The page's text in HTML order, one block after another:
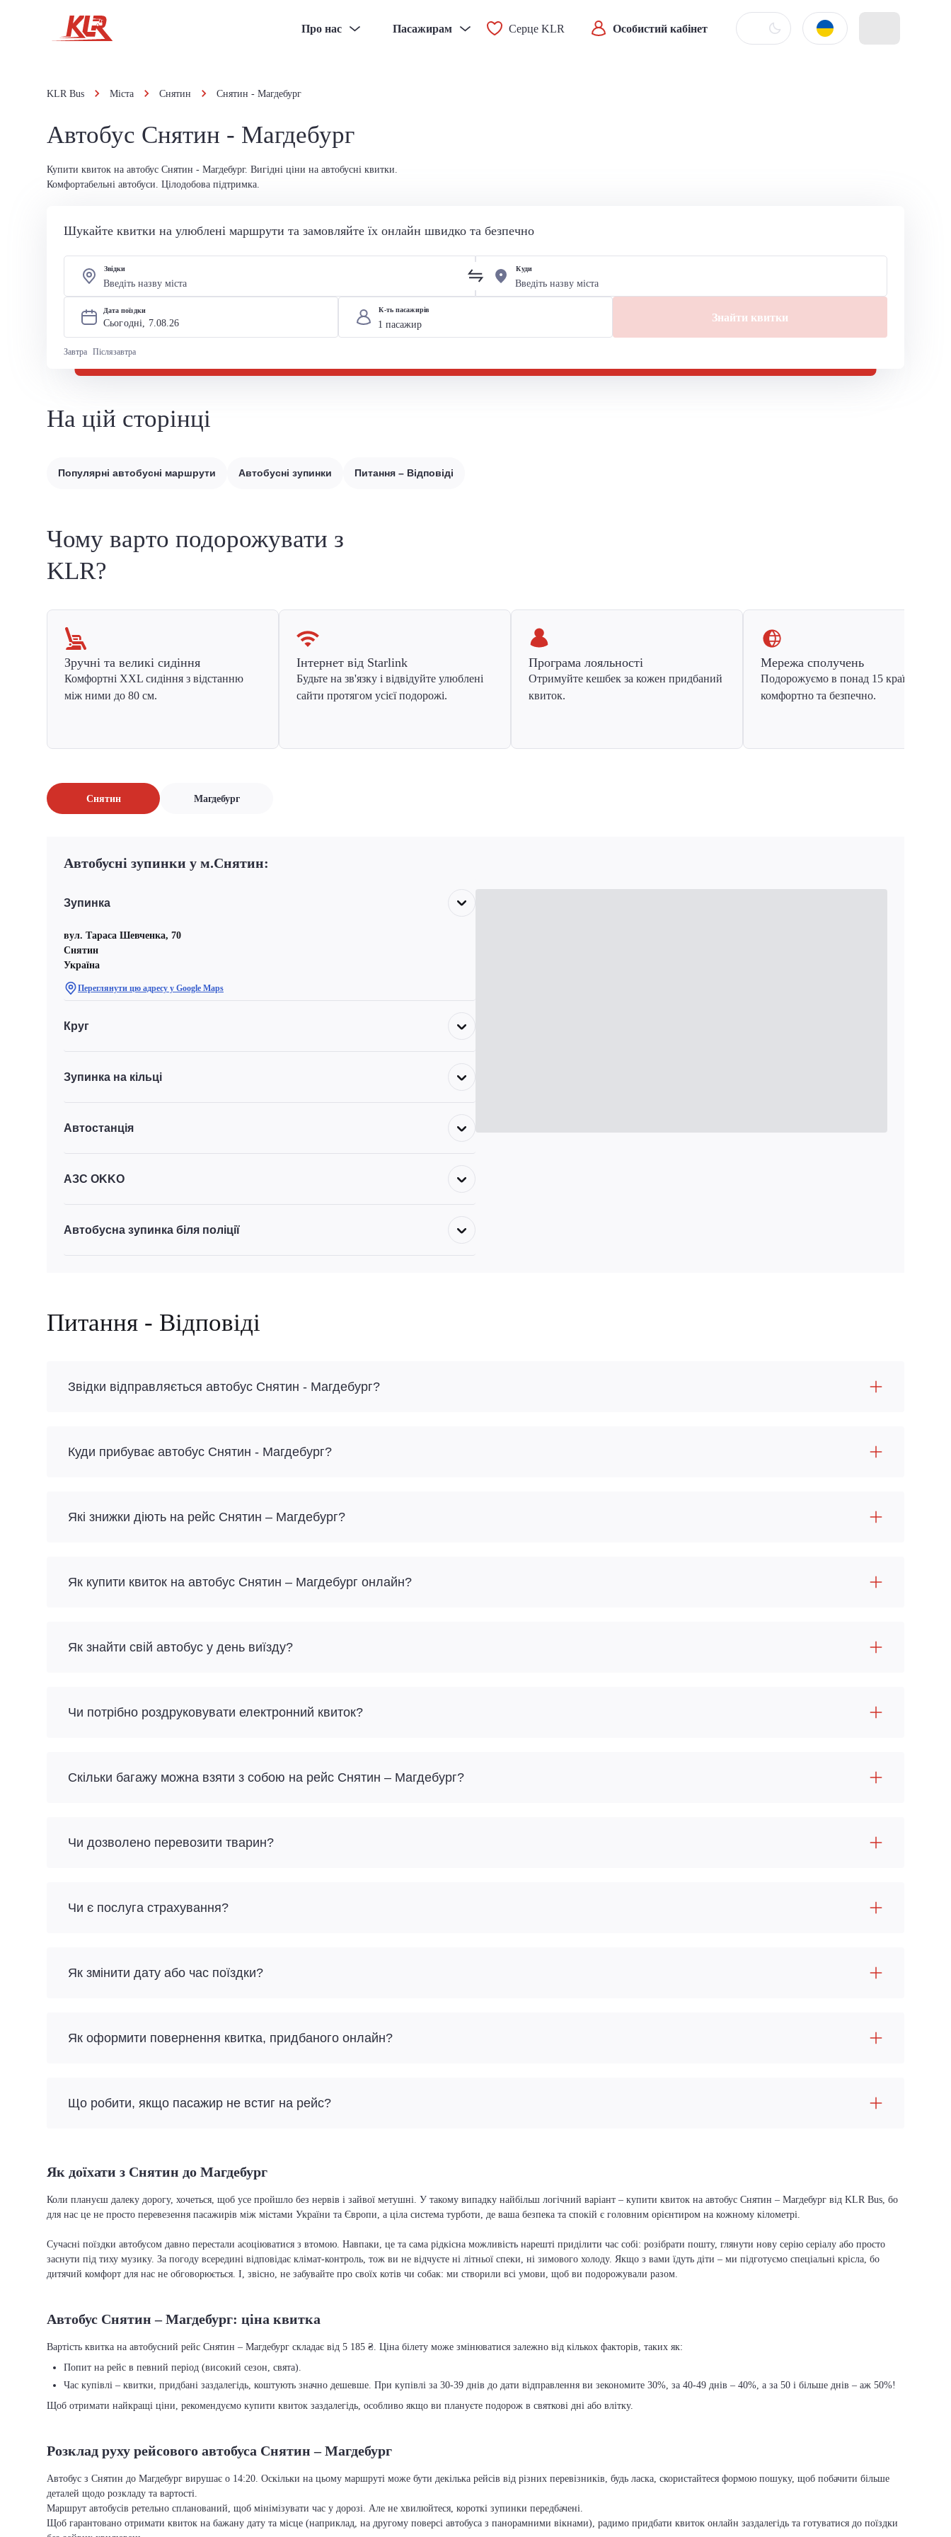
Про нас Пасажирам Серце KLR Особистий кабінет
KLR Bus Міста Снятин Снятин - Магдебург
Автобус Снятин - Магдебург
Купити квиток на автобус Снятин - Магдебург. Вигідні ціни на автобусні квитки.
Комфортабельні автобуси. Цілодобова підтримка.
Шукайте квитки на улюблені маршрути та замовляйте їх онлайн швидко та безпечно
Звідки Куди
Дата поїздки
Сьогодні, 7.08.26
Завтра Післязавтра
К-ть пасажирів
Знайти квитки
На цій сторінці
Популярні автобусні маршрути Автобусні зупинки Питання – Відповіді
Чому варто подорожувати з
KLR?
Зручні та великі сидіння
Комфортні XXL сидіння з відстанню
між ними до 80 см.
Інтернет від Starlink
Будьте на зв'язку і відвідуйте улюблені
сайти протягом усієї подорожі.
Програма лояльності
Отримуйте кешбек за кожен придбаний
квиток.
Мережа сполучень
Подорожуємо в понад 15 країн Європи
комфортно та безпечно.
Снятин Магдебург
Автобусні зупинки у м.Снятин:
Зупинка
вул. Тараса Шевченка, 70
Снятин
Україна
Переглянути цю адресу у Google Maps
Круг
Зупинка на кільці
Автостанція
АЗС OKKO
Автобусна зупинка біля поліції
Питання - Відповіді
Звідки відправляється автобус Снятин - Магдебург?
Куди прибуває автобус Снятин - Магдебург?
Які знижки діють на рейс Снятин – Магдебург?
Як купити квиток на автобус Снятин – Магдебург онлайн?
Як знайти свій автобус у день виїзду?
Чи потрібно роздруковувати електронний квиток?
Скільки багажу можна взяти з собою на рейс Снятин – Магдебург?
Чи дозволено перевозити тварин?
Чи є послуга страхування?
Як змінити дату або час поїздки?
Як оформити повернення квитка, придбаного онлайн?
Що робити, якщо пасажир не встиг на рейс?
Як доїхати з Снятин до Магдебург
Коли плануєш далеку дорогу, хочеться, щоб усе пройшло без нервів і зайвої метушні. У такому випадку найбільш логічний варіант – купити квиток на автобус Снятин – Магдебург від KLR Bus, бо
для нас це не просто перевезення пасажирів між містами України та Європи, а ціла система турботи, де ваша безпека та спокій є головним орієнтиром на кожному кілометрі.
Сучасні поїздки автобусом давно перестали асоціюватися з втомою. Навпаки, це та сама рідкісна можливість нарешті приділити час собі: розібрати пошту, глянути нову серію серіалу або просто
заснути під тиху музику. За погоду всередині відповідає клімат-контроль, тож ви не відчуєте ні літньої спеки, ні зимового холоду. Якщо з вами їдуть діти – ми підготуємо спеціальні крісла, бо
дитячий комфорт для нас не обговорюється. І, звісно, не забувайте про своїх котів чи собак: ми створили всі умови, щоб ви подорожували разом.
Автобус Снятин – Магдебург: ціна квитка
Вартість квитка на автобусний рейс Снятин – Магдебург складає від 5 185 ₴. Ціна білету може змінюватися залежно від кількох факторів, таких як:
Попит на рейс в певний період (високий сезон, свята).
Час купівлі – квитки, придбані заздалегідь, коштують значно дешевше. При купівлі за 30-39 днів до дати відправлення ви зекономите 30%, за 40-49 днів – 40%, а за 50 і більше днів – аж 50%!
Щоб отримати найкращі ціни, рекомендуємо купити квиток заздалегідь, особливо якщо ви плануєте подорож в святкові дні або влітку.
Розклад руху рейсового автобуса Снятин – Магдебург
Автобус з Снятин до Магдебург вирушає о 14:20. Оскільки на цьому маршруті може бути декілька рейсів від різних перевізників, будь ласка, скористайтеся формою пошуку, щоб побачити більше
деталей щодо розкладу та вартості.
Маршрут автобусів ретельно спланований, щоб мінімізувати час у дорозі. Але не хвилюйтеся, короткі зупинки передбачені.
Щоб гарантовано отримати квиток на бажану дату та місце (наприклад, на другому поверсі автобуса з панорамними вікнами), радимо придбати квиток онлайн заздалегідь та готуватися до поїздки